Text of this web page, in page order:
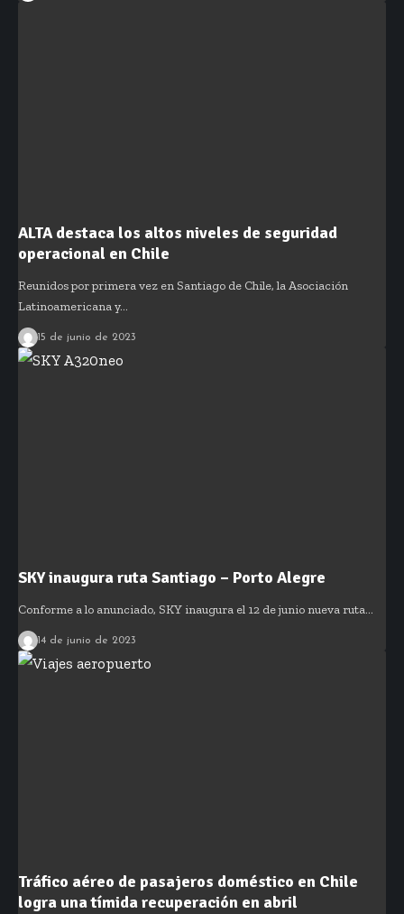
ALTA destaca los altos niveles de seguridad
operacional en Chile
Reunidos por primera vez en Santiago de Chile, la Asociación
Latinoamericana y…
15 de junio de 2023
SKY inaugura ruta Santiago – Porto Alegre
Conforme a lo anunciado, SKY inaugura el 12 de junio nueva ruta…
14 de junio de 2023
Tráfico aéreo de pasajeros doméstico en Chile
logra una tímida recuperación en abril